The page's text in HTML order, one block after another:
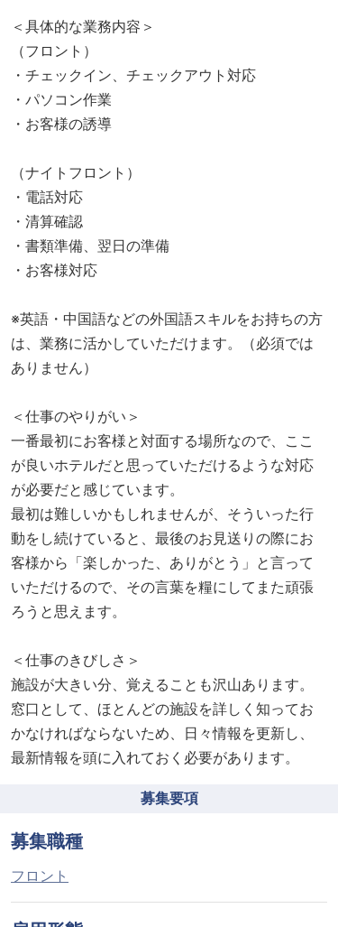
＜具体的な業務内容＞
（フロント）
・チェックイン、チェックアウト対応
・パソコン作業
・お客様の誘導
（ナイトフロント）
・電話対応
・清算確認
・書類準備、翌日の準備
・お客様対応
※英語・中国語などの外国語スキルをお持ちの方
は、業務に活かしていただけます。（必須では
ありません）
＜仕事のやりがい＞
一番最初にお客様と対面する場所なので、ここ
が良いホテルだと思っていただけるような対応
が必要だと感じています。
最初は難しいかもしれませんが、そういった行
動をし続けていると、最後のお見送りの際にお
客様から「楽しかった、ありがとう」と言って
いただけるので、その言葉を糧にしてまた頑張
ろうと思えます。
＜仕事のきびしさ＞
施設が大きい分、覚えることも沢山あります。
窓口として、ほとんどの施設を詳しく知ってお
かなければならないため、日々情報を更新し、
最新情報を頭に入れておく必要があります。
募集要項
募集職種
フロント